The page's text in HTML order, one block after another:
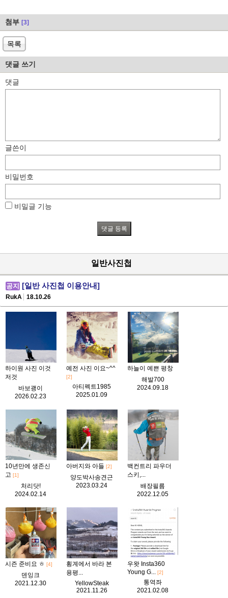
첨부 [3]
목록
댓글 쓰기
댓글
글쓴이
비밀번호
비밀글 기능
일반사진첩
공지 [일반 사진첩 이용안내]
RukA 18.10.26
하이원 사진 이것
저것
바보괭이
2026.02.23
예전 사진 이요~^^
[2]
아티펙트1985
2025.01.09
하늘이 예쁜 평창
해발700
2024.09.18
10년만에 생존신
고 [1]
처리닷!
2024.02.14
아버지와 아들 [2]
양도박사송견근
2023.03.24
백컨트리 파우더
스키,...
배장필름
2022.12.05
시즌 준비요 ㅎ [4]
덴잉크
2021.12.30
횡계에서 바라 본
용평...
YellowSteak
2021.11.26
우왓 Insta360
Young G... [2]
통역좌
2021.02.08